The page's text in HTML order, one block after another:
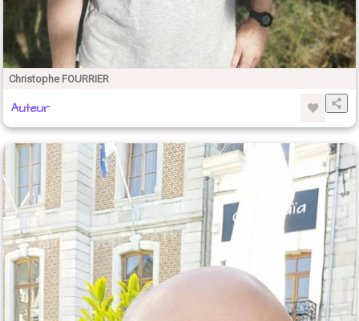
Christophe FOURRIER
Auteur